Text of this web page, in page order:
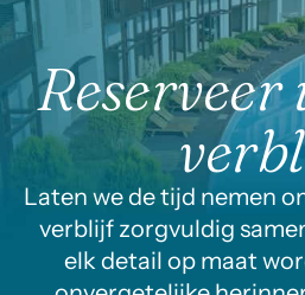
Reserveer
Laten we de tijd nemen
verblijf zorgvuldig
elk detail op maat